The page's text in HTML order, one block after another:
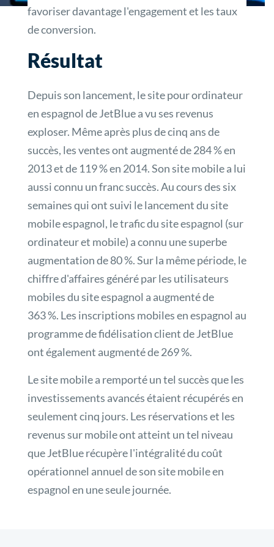
favoriser davantage l'engagement et les taux
de conversion.
Résultat
Depuis son lancement, le site pour ordinateur
en espagnol de JetBlue a vu ses revenus
exploser. Même après plus de cinq ans de
succès, les ventes ont augmenté de 284 % en
2013 et de 119 % en 2014. Son site mobile a lui
aussi connu un franc succès. Au cours des six
semaines qui ont suivi le lancement du site
mobile espagnol, le trafic du site espagnol (sur
ordinateur et mobile) a connu une superbe
augmentation de 80 %. Sur la même période, le
chiffre d'affaires généré par les utilisateurs
mobiles du site espagnol a augmenté de
363 %. Les inscriptions mobiles en espagnol au
programme de fidélisation client de JetBlue
ont également augmenté de 269 %.
Le site mobile a remporté un tel succès que les
investissements avancés étaient récupérés en
seulement cinq jours. Les réservations et les
revenus sur mobile ont atteint un tel niveau
que JetBlue récupère l'intégralité du coût
opérationnel annuel de son site mobile en
espagnol en une seule journée.